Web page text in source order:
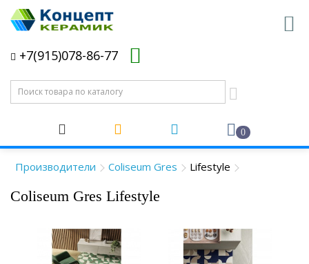
+7(915)078-86-77
0
Производители Coliseum Gres Lifestyle
Coliseum Gres Lifestyle